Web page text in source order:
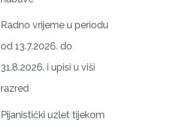
Radno vrijeme u periodu
od 13.7.2026. do
31.8.2026. i upisi u viši
razred
Pijanistički uzlet tijekom